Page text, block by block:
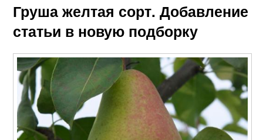
Груша желтая сорт. Добавление
статьи в новую подборку